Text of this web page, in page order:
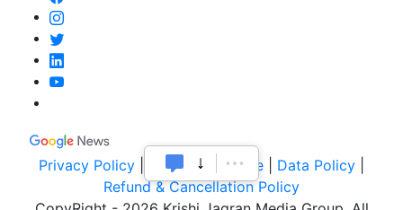
Privacy Policy Terms of Service Data Policy
Refund & Cancellation Policy